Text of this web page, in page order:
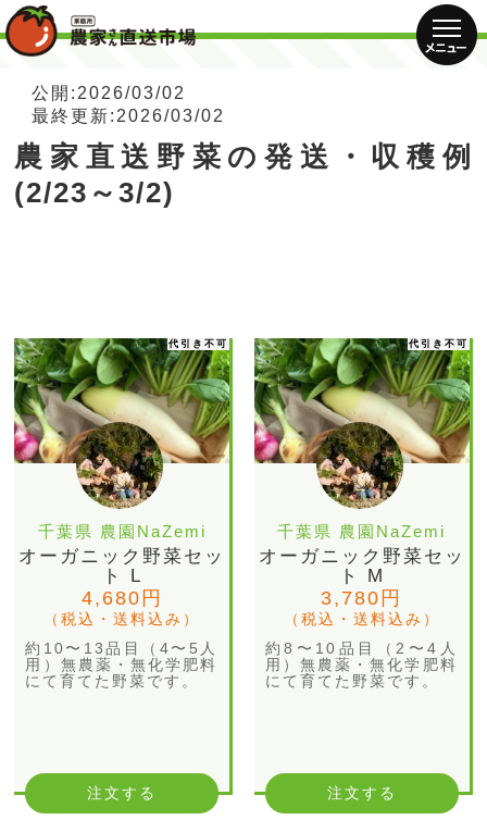
公開:2026/03/02
最終更新:2026/03/02
農家直送野菜の発送・収穫例
(2/23～3/2)
代引き不可
千葉県 農園NaZemi
オーガニック野菜セッ
ト L
4,680円
（税込・送料込み）
約10〜13品目（4〜5人
用）無農薬・無化学肥料
にて育てた野菜です。
注文する
代引き不可
千葉県 農園NaZemi
オーガニック野菜セッ
ト M
3,780円
（税込・送料込み）
約8〜10品目（2〜4人
用）無農薬・無化学肥料
にて育てた野菜です。
注文する